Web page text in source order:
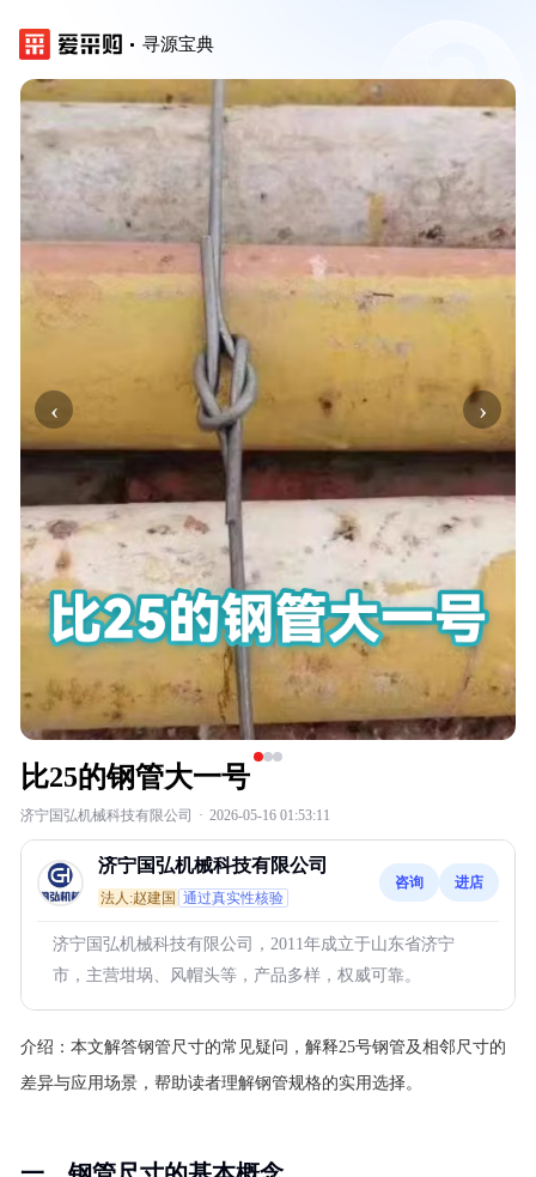
寻源宝典
‹ ›
比25的钢管大一号
济宁国弘机械科技有限公司 · 2026-05-16 01:53:11
济宁国弘机械科技有限公司
法人:赵建国 通过真实性核验
咨询 进店
济宁国弘机械科技有限公司，2011年成立于山东省济宁
市，主营坩埚、风帽头等，产品多样，权威可靠。
介绍： 本文解答钢管尺寸的常见疑问，解释25号钢管及相邻尺寸的
差异与应用场景，帮助读者理解钢管规格的实用选择。